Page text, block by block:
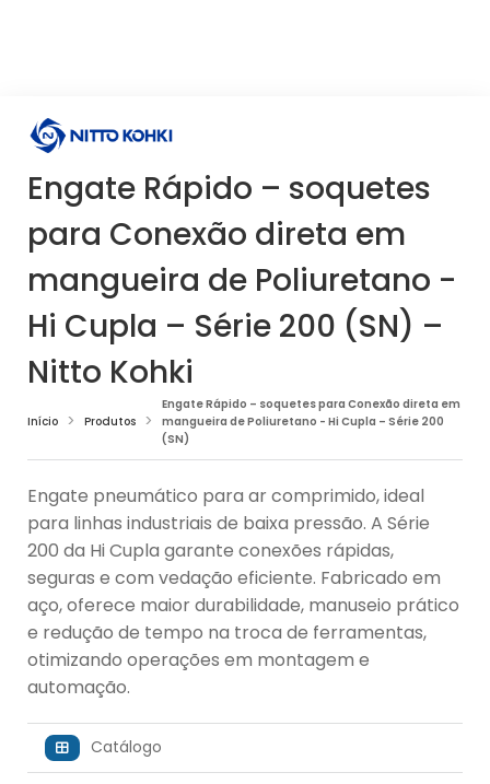
Engate Rápido – soquetes
para Conexão direta em
mangueira de Poliuretano -
Hi Cupla – Série 200 (SN) –
Nitto Kohki
Início Produtos
Engate Rápido – soquetes para Conexão direta em
mangueira de Poliuretano - Hi Cupla – Série 200
(SN)
Engate pneumático para ar comprimido, ideal
para linhas industriais de baixa pressão. A Série
200 da Hi Cupla garante conexões rápidas,
seguras e com vedação eficiente. Fabricado em
aço, oferece maior durabilidade, manuseio prático
e redução de tempo na troca de ferramentas,
otimizando operações em montagem e
automação.
Catálogo